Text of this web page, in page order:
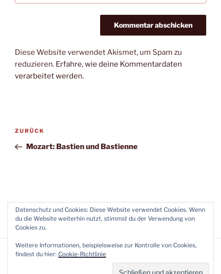
Diese Website verwendet Akismet, um Spam zu
reduzieren. Erfahre, wie deine Kommentardaten
verarbeitet werden.
Beitragsnavigation
Vorheriger
Beitrag
ZURÜCK
Mozart: Bastien und Bastienne
Impressum & Datenschutzerklärung
Datenschutz und Cookies: Diese Website verwendet Cookies. Wenn
du die Website weiterhin nutzt, stimmst du der Verwendung von
Cookies zu.
Weitere Informationen, beispielsweise zur Kontrolle von Cookies,
findest du hier: Cookie-Richtlinie